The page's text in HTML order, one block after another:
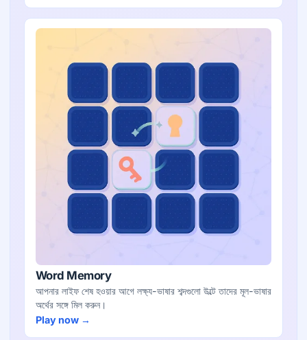
Word Memory
আপনার লাইফ শেষ হওয়ার আগে লক্ষ্য-ভাষার শব্দগুলো উল্টে তাদের মূল-ভাষার
অর্থের সঙ্গে মিল করুন।
Play now →